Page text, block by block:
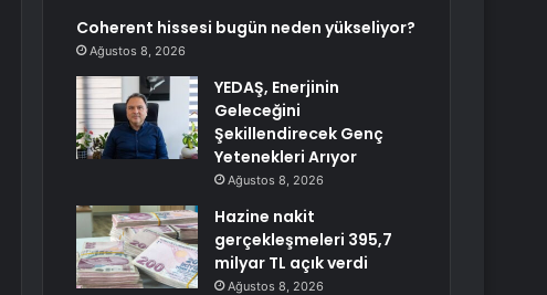
Coherent hissesi bugün neden yükseliyor?
Ağustos 8, 2026
YEDAŞ, Enerjinin
Geleceğini
Şekillendirecek Genç
Yetenekleri Arıyor
Ağustos 8, 2026
Hazine nakit
gerçekleşmeleri 395,7
milyar TL açık verdi
Ağustos 8, 2026